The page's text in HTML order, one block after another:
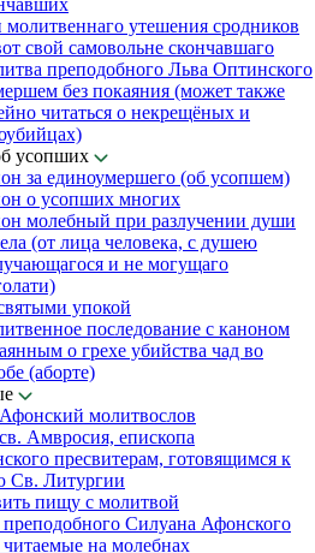
утешения сродников
свой самовольне скончавшаго
преподобного Льва Оптинского
без покаяния (может также
читаться о некрещёных и
усопших
за единоумершего (об усопшем)
о усопших многих
молебный при разлучении души
(от лица человека, с душею
и не могущаго
упокой
последование с каноном
о грехе убийства чад во
(аборте)
молитвослов
Амвросия, епископа
пресвитерам, готовящимся к
Св. Литургии
пищу с молитвой
Силуана Афонского
на молебнах